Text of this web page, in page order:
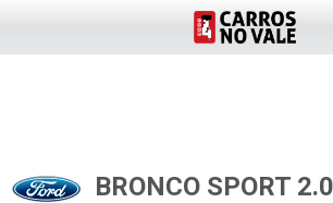
BRONCO SPORT